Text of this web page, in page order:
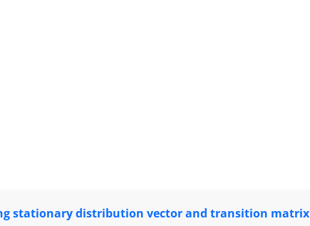
stationary distribution vector and transition matrix